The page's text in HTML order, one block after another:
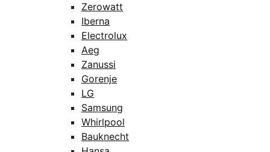
Zerowatt
Iberna
Electrolux
Aeg
Zanussi
Gorenje
LG
Samsung
Whirlpool
Bauknecht